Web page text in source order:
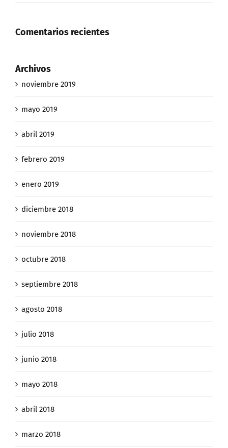
Comentarios recientes
Archivos
noviembre 2019
mayo 2019
abril 2019
febrero 2019
enero 2019
diciembre 2018
noviembre 2018
octubre 2018
septiembre 2018
agosto 2018
julio 2018
junio 2018
mayo 2018
abril 2018
marzo 2018